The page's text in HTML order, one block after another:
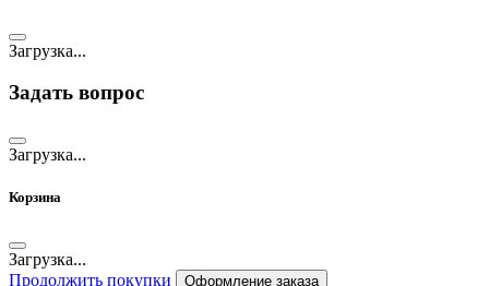
Загрузка...
Задать вопрос
Загрузка...
Корзина
Загрузка...
Продолжить покупки
Оформление заказа